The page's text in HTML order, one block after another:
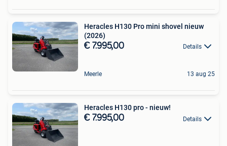
Heracles H130 Pro mini shovel nieuw
(2026)
€ 7.995,00 Details
Meerle 13 aug 25
Heracles H130 pro - nieuw!
€ 7.995,00 Details